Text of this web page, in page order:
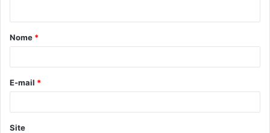
Nome *
E-mail *
Site